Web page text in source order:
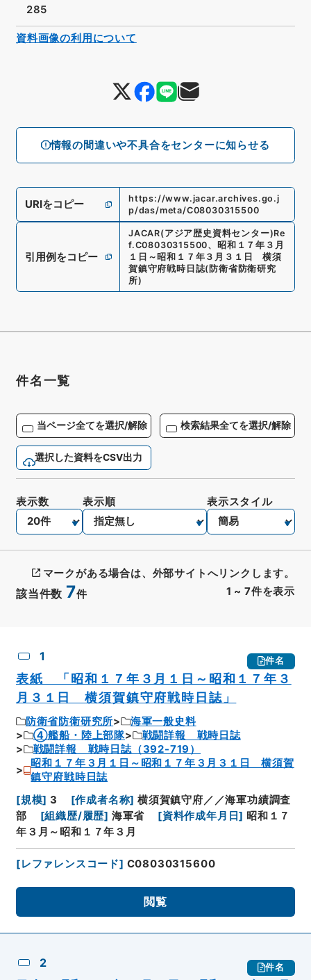
情報の間違いや不具合をセンターに知らせる
285
URIをコピー
https://www.jacar.archives.go.j
p/das/meta/C08030315500
引用例をコピー
JACAR(アジア歴史資料センター)Re
f.C08030315500、 昭和１７年３月
１日～昭和１７年３月３１日 横須
賀鎮守府戦時日誌( 防衛省防衛研究
所)
資料画像の利用について
件名一覧
当ページ全てを選択/解除 検索結果全てを選択/解除
選択した資料をCSV出力
該当件数 7件 1 ~ 7件を表示
表示数 表示順 表示スタイル
マークがある場合は、外部サイトへリンクします。
1 件名
表紙 「昭和１７年３月１日～昭和１７年３
月３１日 横須賀鎮守府戦時日誌」
防衛省防衛研究所
海軍一般史料
④艦船・陸上部隊
戦闘詳報 戦時日誌
戦闘詳報 戦時日誌（392-719）
昭和１７年３月１日～昭和１７年３月３１日 横須賀
鎮守府戦時日誌
[規模] 3 [作成者名称] 横須賀鎮守府／／海軍功績調査
部
[組織歴/履歴] 海軍省 [資料作成年月日] 昭和１７
年３月～昭和１７年３月
[レファレンスコード] C08030315600
閲覧
2 件名